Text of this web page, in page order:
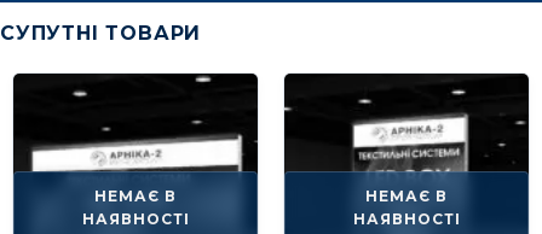
СУПУТНІ ТОВАРИ
НЕМАЄ В
НАЯВНОСТІ
НЕМАЄ В
НАЯВНОСТІ